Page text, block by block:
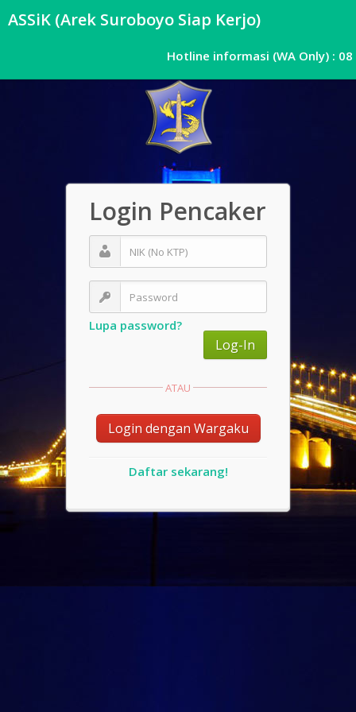
ASSiK (Arek Suroboyo Siap Kerjo)
Hotline informasi(WA Only):
Login Pencaker
Lupa password?
Log-In
ATAU
Login dengan Wargaku
Daftar sekarang!